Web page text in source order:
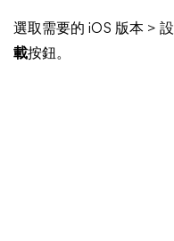
選取需要的 iOS 版本 >
載按鈕。